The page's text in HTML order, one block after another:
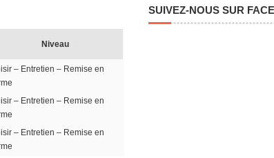
Niveau
– Entretien – Remise en
– Entretien – Remise en
– Entretien – Remise en
SUIVEZ-NOUS SUR